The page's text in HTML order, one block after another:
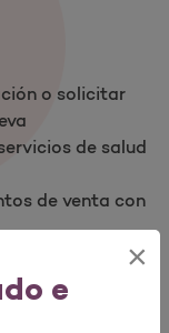
e
×
o solicitar
de salud
de venta con